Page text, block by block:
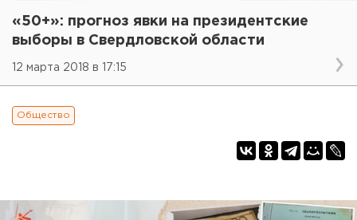
«50+»: прогноз явки на президентские
выборы в Свердловской области
12 марта 2018 в 17:15
Общество